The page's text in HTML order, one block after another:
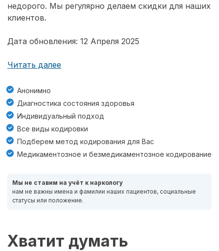
недорого. Мы регулярно делаем скидки для наших
клиентов.
Дата обновления: 12 Апреля 2025
Читать далее
Анонимно
Диагностика состояния здоровья
Индивидуальный подход
Все виды кодировки
Подберем метод кодирования для Вас
Медикаментозное и безмедикаментозное кодирование
Мы не ставим на учёт к наркологу
нам не важны имена и фамилии наших пациентов, социальные
статусы или положение.
Хватит думать